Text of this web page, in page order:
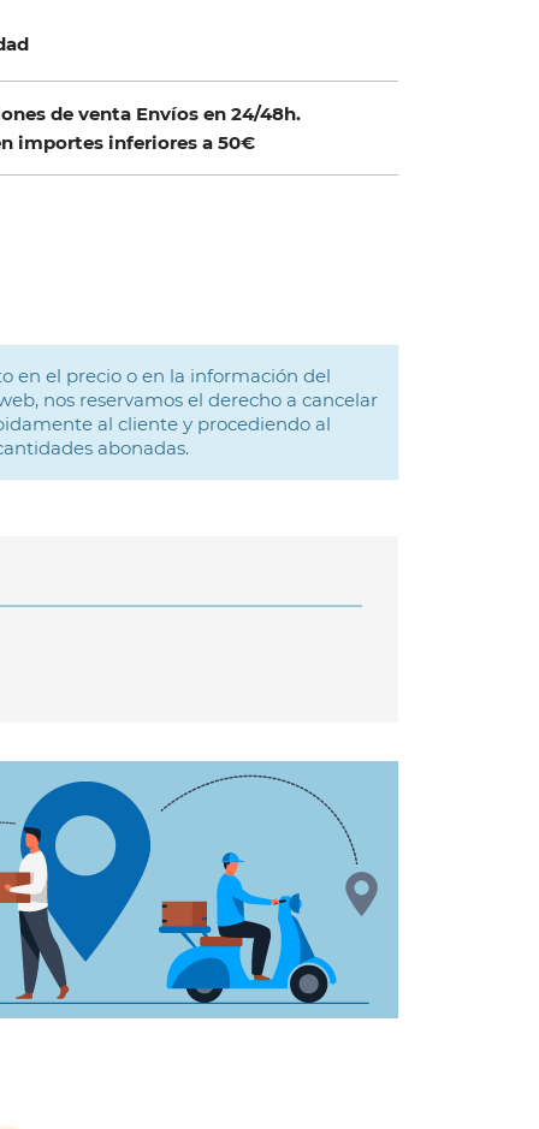
de venta Envíos en 24/48h.
importes inferiores a 50€
en el precio o en la información del
nos reservamos el derecho a cancelar
al cliente y procediendo al
abonadas.